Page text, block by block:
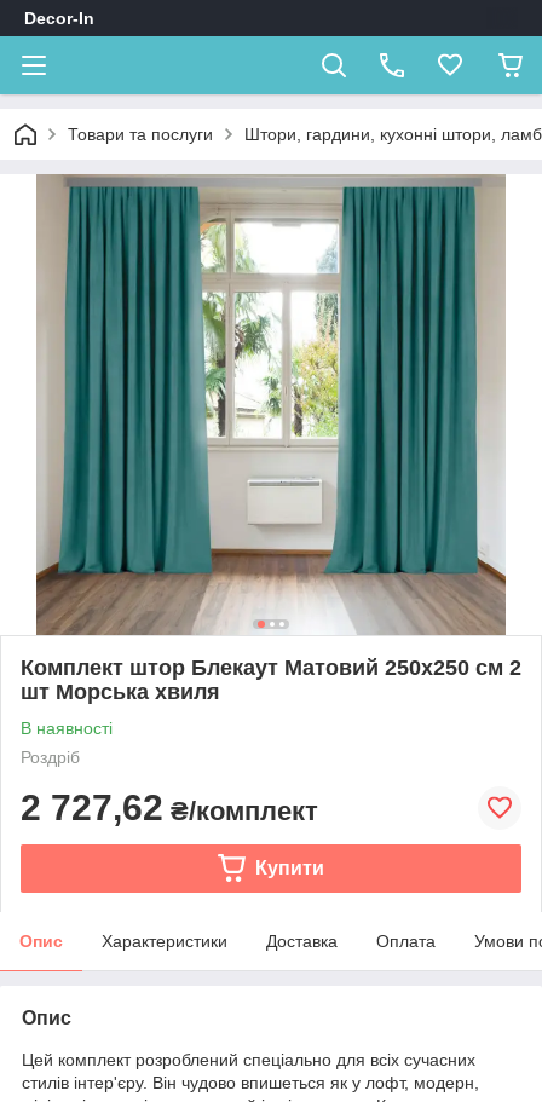
Decor-In
Товари та послуги Штори, гардини, кухонні штори,
Комплект штор Блекаут Матовий 250х250 см 2
шт Морська хвиля
В наявності
Роздріб
2 727,62 ₴/комплект
Купити
Опис Характеристики Доставка Оплата Умови
Опис
Цей комплект розроблений спеціально для всіх сучасних
стилів інтер'єру. Він чудово впишеться як у лофт, модерн,